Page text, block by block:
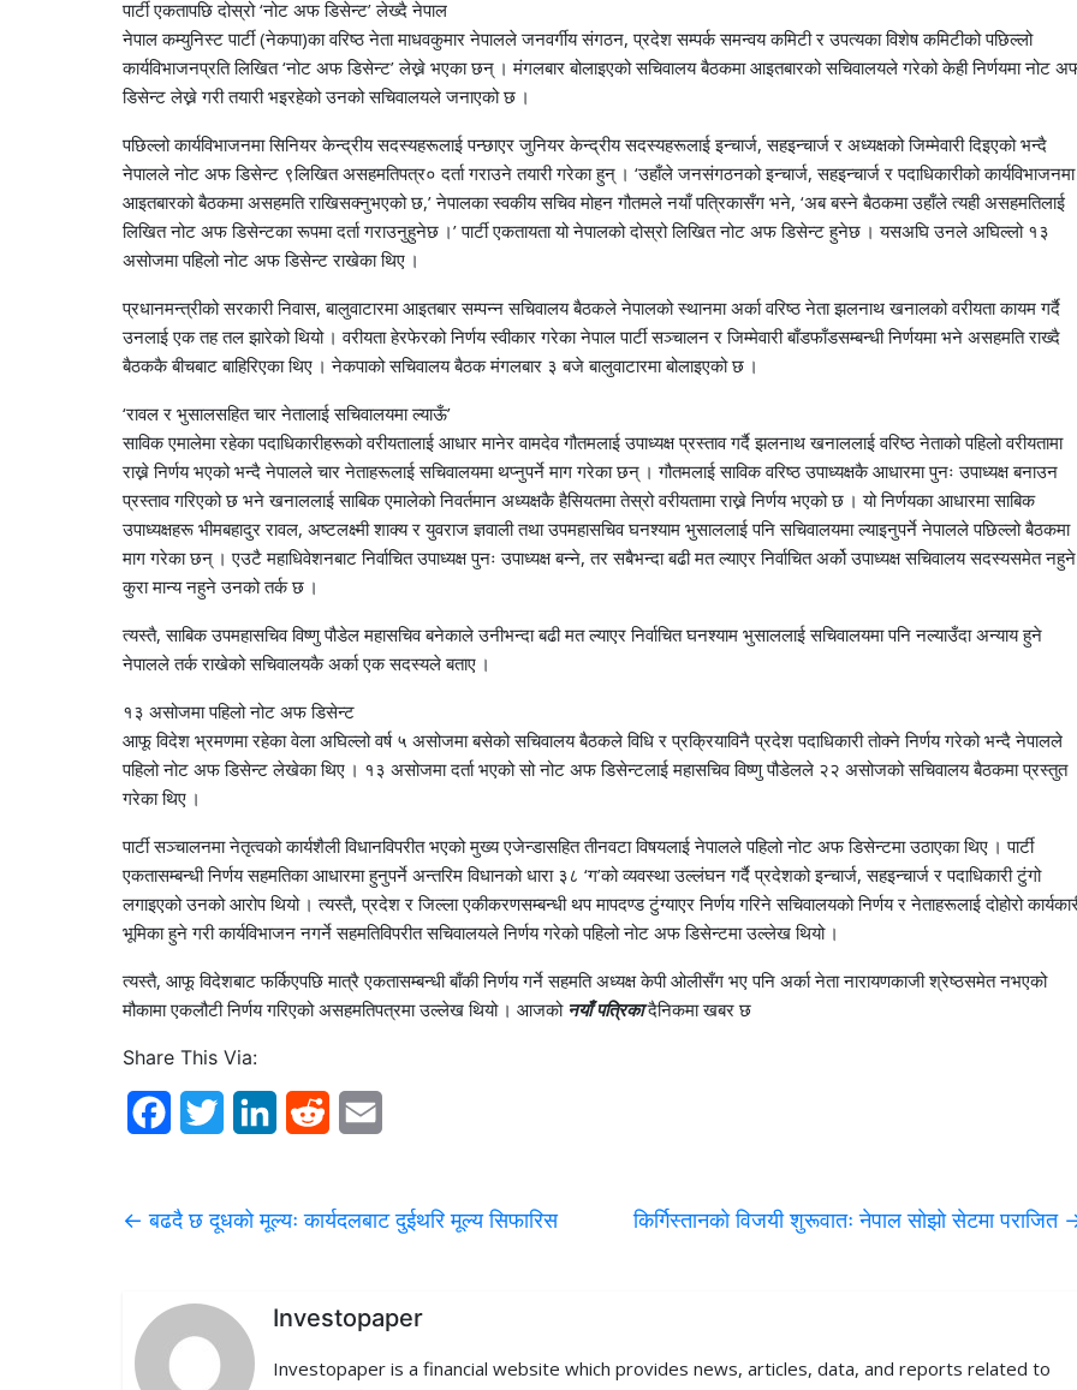
पार्टी एकतापछि दोस्रो ‘नोट अफ डिसेन्ट’ लेख्दै नेपाल
नेपाल कम्युनिस्ट पार्टी (नेकपा)का वरिष्ठ नेता माधवकुमार नेपालले जनवर्गीय संगठन, प्रदेश सम्पर्क समन्वय कमिटी र उपत्यका विशेष कमिटीको पछिल्लो
कार्यविभाजनप्रति लिखित ‘नोट अफ डिसेन्ट’ लेख्ने भएका छन् । मंगलबार बोलाइएको सचिवालय बैठकमा आइतबारको सचिवालयले गरेको केही निर्णयमा नोट
डिसेन्ट लेख्ने गरी तयारी भइरहेको उनको सचिवालयले जनाएको छ ।
पछिल्लो कार्यविभाजनमा सिनियर केन्द्रीय सदस्यहरूलाई पन्छाएर जुनियर केन्द्रीय सदस्यहरूलाई इन्चार्ज, सहइन्चार्ज र अध्यक्षको जिम्मेवारी दिइएको भन्दै
नेपालले नोट अफ डिसेन्ट ९लिखित असहमतिपत्र० दर्ता गराउने तयारी गरेका हुन् । ‘उहाँले जनसंगठनको इन्चार्ज, सहइन्चार्ज र पदाधिकारीको कार्यविभाजनमा
आइतबारको बैठकमा असहमति राखिसक्नुभएको छ,’ नेपालका स्वकीय सचिव मोहन गौतमले नयाँ पत्रिकासँग भने, ‘अब बस्ने बैठकमा उहाँले त्यही असहमतिलाई
लिखित नोट अफ डिसेन्टका रूपमा दर्ता गराउनुहुनेछ ।’ पार्टी एकतायता यो नेपालको दोस्रो लिखित नोट अफ डिसेन्ट हुनेछ । यसअघि उनले अघिल्लो १३
असोजमा पहिलो नोट अफ डिसेन्ट राखेका थिए ।
प्रधानमन्त्रीको सरकारी निवास, बालुवाटारमा आइतबार सम्पन्न सचिवालय बैठकले नेपालको स्थानमा अर्का वरिष्ठ नेता झलनाथ खनालको वरीयता कायम गर्दै
उनलाई एक तह तल झारेको थियो । वरीयता हेरफेरको निर्णय स्वीकार गरेका नेपाल पार्टी सञ्चालन र जिम्मेवारी बाँडफाँडसम्बन्धी निर्णयमा भने असहमति राख्दै
बैठककै बीचबाट बाहिरिएका थिए । नेकपाको सचिवालय बैठक मंगलबार ३ बजे बालुवाटारमा बोलाइएको छ ।
‘रावल र भुसालसहित चार नेतालाई सचिवालयमा ल्याऊँ’
साविक एमालेमा रहेका पदाधिकारीहरूको वरीयतालाई आधार मानेर वामदेव गौतमलाई उपाध्यक्ष प्रस्ताव गर्दै झलनाथ खनाललाई वरिष्ठ नेताको पहिलो वरीयतामा
राख्ने निर्णय भएको भन्दै नेपालले चार नेताहरूलाई सचिवालयमा थप्नुपर्ने माग गरेका छन् । गौतमलाई साविक वरिष्ठ उपाध्यक्षकै आधारमा पुनः उपाध्यक्ष बनाउन
प्रस्ताव गरिएको छ भने खनाललाई साबिक एमालेको निवर्तमान अध्यक्षकै हैसियतमा तेस्रो वरीयतामा राख्ने निर्णय भएको छ । यो निर्णयका आधारमा साबिक
उपाध्यक्षहरू भीमबहादुर रावल, अष्टलक्ष्मी शाक्य र युवराज ज्ञवाली तथा उपमहासचिव घनश्याम भुसाललाई पनि सचिवालयमा ल्याइनुपर्ने नेपालले पछिल्लो बैठकमा
माग गरेका छन् । एउटै महाधिवेशनबाट निर्वाचित उपाध्यक्ष पुनः उपाध्यक्ष बन्ने, तर सबैभन्दा बढी मत ल्याएर निर्वाचित अर्को उपाध्यक्ष सचिवालय सदस्यसमेत नहुने
कुरा मान्य नहुने उनको तर्क छ ।
त्यस्तै, साबिक उपमहासचिव विष्णु पौडेल महासचिव बनेकाले उनीभन्दा बढी मत ल्याएर निर्वाचित घनश्याम भुसाललाई सचिवालयमा पनि नल्याउँदा अन्याय हुने
नेपालले तर्क राखेको सचिवालयकै अर्का एक सदस्यले बताए ।
१३ असोजमा पहिलो नोट अफ डिसेन्ट
आफू विदेश भ्रमणमा रहेका वेला अघिल्लो वर्ष ५ असोजमा बसेको सचिवालय बैठकले विधि र प्रक्रियाविनै प्रदेश पदाधिकारी तोक्ने निर्णय गरेको भन्दै नेपालले
पहिलो नोट अफ डिसेन्ट लेखेका थिए । १३ असोजमा दर्ता भएको सो नोट अफ डिसेन्टलाई महासचिव विष्णु पौडेलले २२ असोजको सचिवालय बैठकमा प्रस्तुत
गरेका थिए ।
पार्टी सञ्चालनमा नेतृत्वको कार्यशैली विधानविपरीत भएको मुख्य एजेन्डासहित तीनवटा विषयलाई नेपालले पहिलो नोट अफ डिसेन्टमा उठाएका थिए । पार्टी
एकतासम्बन्धी निर्णय सहमतिका आधारमा हुनुपर्ने अन्तरिम विधानको धारा ३८ ‘ग’को व्यवस्था उल्लंघन गर्दै प्रदेशको इन्चार्ज, सहइन्चार्ज र पदाधिकारी टुंगो
लगाइएको उनको आरोप थियो । त्यस्तै, प्रदेश र जिल्ला एकीकरणसम्बन्धी थप मापदण्ड टुंग्याएर निर्णय गरिने सचिवालयको निर्णय र नेताहरूलाई दोहोरो
भूमिका हुने गरी कार्यविभाजन नगर्ने सहमतिविपरीत सचिवालयले निर्णय गरेको पहिलो नोट अफ डिसेन्टमा उल्लेख थियो ।
त्यस्तै, आफू विदेशबाट फर्किएपछि मात्रै एकतासम्बन्धी बाँकी निर्णय गर्ने सहमति अध्यक्ष केपी ओलीसँग भए पनि अर्का नेता नारायणकाजी श्रेष्ठसमेत नभएको
मौकामा एकलौटी निर्णय गरिएको असहमतिपत्रमा उल्लेख थियो । आजको नयाँ पत्रिकादैनिकमा खबर छ
Share This Via:
o
d
I
t
← बढदै छ दूधको मूल्यः कार्यदलबाट दुईथरि मूल्य सिफारिस किर्गिस्तानकाे विजयी शुरूवातः नेपाल साेझाे सेटमा पराजित
Investopaper
Investopaper is a financial website which provides news, articles, data, and reports related to